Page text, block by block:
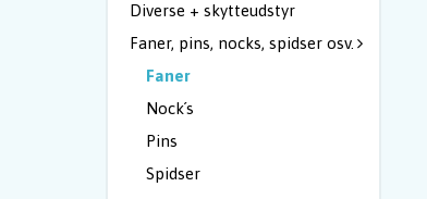
Diverse + skytteudstyr
Faner, pins, nocks, spidser osv.
Faner
Nock´s
Pins
Spidser